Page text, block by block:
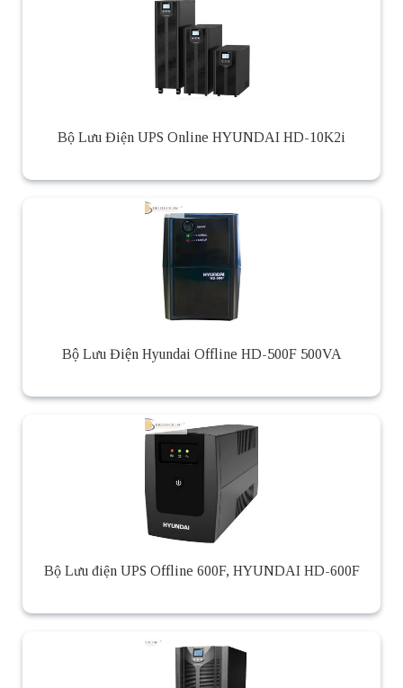
Bộ Lưu Điện UPS Online HYUNDAI HD-10K2i
Bộ Lưu Điện Hyundai Offline HD-500F 500VA
Bộ Lưu điện UPS Offline 600F, HYUNDAI HD-600F